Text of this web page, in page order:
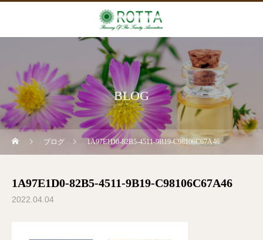
BLOG
ブログ 1A97E1D0-82B5-4511-9B19-C98106C67A46
1A97E1D0-82B5-4511-9B19-C98106C67A46
2022.04.04